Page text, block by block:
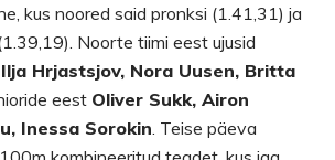
kus noored said pronksi (1.41,31) ja
Noorte tiimi eest ujusid
Hrjastsjov, Nora Uusen, Britta
eest Oliver Sukk, Airon
Inessa Sorokin . Teise päeva